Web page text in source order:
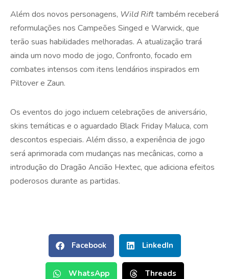
Além dos novos personagens, Wild Rifttambém receberá
reformulações nos Campeões Singed e Warwick, que
terão suas habilidades melhoradas. A atualização trará
ainda um novo modo de jogo, Confronto, focado em
combates intensos com itens lendários inspirados em
Piltover e Zaun.
Os eventos do jogo incluem celebrações de aniversário,
skins temáticas e o aguardado Black Friday Maluca, com
descontos especiais. Além disso, a experiência de jogo
será aprimorada com mudanças nas mecânicas, como a
introdução do Dragão Ancião Hextec, que adiciona efeitos
poderosos durante as partidas.
Facebook LinkedIn
WhatsApp Threads